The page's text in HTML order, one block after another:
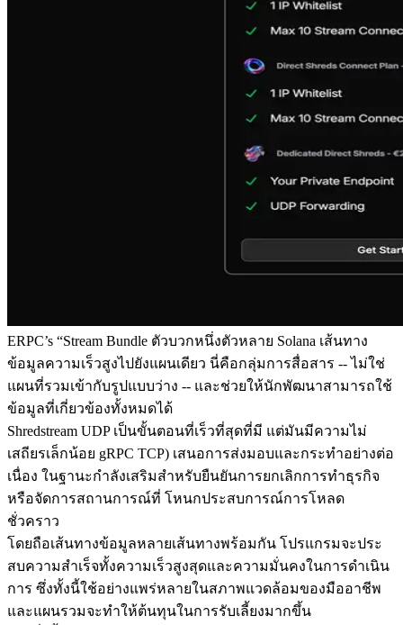
ERPC’s “Stream Bundle ตัวบวกหนึ่งตัวหลาย Solana เส้นทาง
ข้อมูลความเร็วสูงไปยังแผนเดียว นี่คือกลุ่มการสื่อสาร -- ไม่ใช่
แผนที่รวมเข้ากับรูปแบบว่าง -- และช่วยให้นักพัฒนาสามารถใช้
ข้อมูลที่เกี่ยวข้องทั้งหมดได้
Shredstream UDP เป็นขั้นตอนที่เร็วที่สุดที่มี แต่มันมีความไม่
เสถียรเล็กน้อย gRPC TCP) เสนอการส่งมอบและกระทําอย่างต่อ
เนื่อง ในฐานะกําลังเสริมสําหรับยืนยันการยกเลิกการทําธุรกิจ
หรือจัดการสถานการณ์ที่ โหนกประสบการณ์การโหลด
ชั่วคราว
โดยถือเส้นทางข้อมูลหลายเส้นทางพร้อมกัน โปรแกรมจะประ
สบความสําเร็จทั้งความเร็วสูงสุดและความมั่นคงในการดําเนิน
การ ซึ่งทั้งนี้ใช้อย่างแพร่หลายในสภาพแวดล้อมของมืออาชีพ
และแผนรวมจะทําให้ต้นทุนในการรับเลี้ยงมากขึ้น